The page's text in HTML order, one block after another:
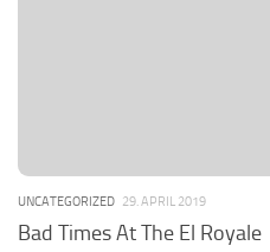
UNCATEGORIZED 29. APRIL 2019
Bad Times At The El Royale